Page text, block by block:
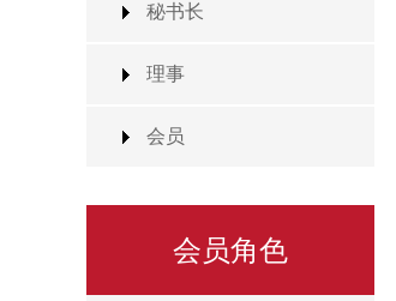
秘书长
理事
会员
会员角色